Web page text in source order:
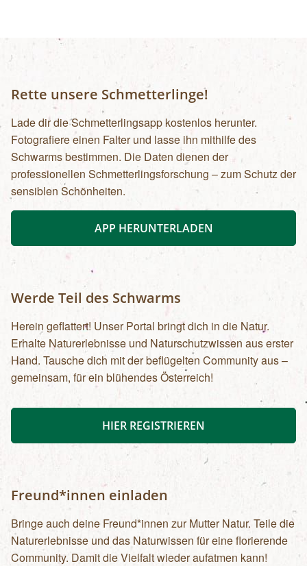
Rette unsere Schmetterlinge!
Lade dir die Schmetterlingsapp kostenlos herunter.
Fotografiere einen Falter und lasse ihn mithilfe des
Schwarms bestimmen. Die Daten dienen der
professionellen Schmetterlingsforschung – zum Schutz der
sensiblen Schönheiten.
APP HERUNTERLADEN
Werde Teil des Schwarms
Herein geflattert! Unser Portal bringt dich in die Natur.
Erhalte Naturerlebnisse und Naturschutzwissen aus erster
Hand. Tausche dich mit der beflügelten Community aus –
gemeinsam, für ein blühendes Österreich!
HIER REGISTRIEREN
Freund*innen einladen
Bringe auch deine Freund*innen zur Mutter Natur. Teile die
Naturerlebnisse und das Naturwissen für eine florierende
Community. Damit die Vielfalt wieder aufatmen kann!